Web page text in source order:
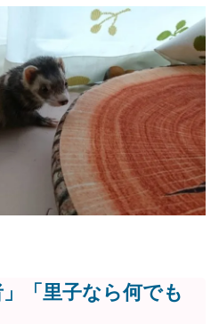
」「里子なら何でも